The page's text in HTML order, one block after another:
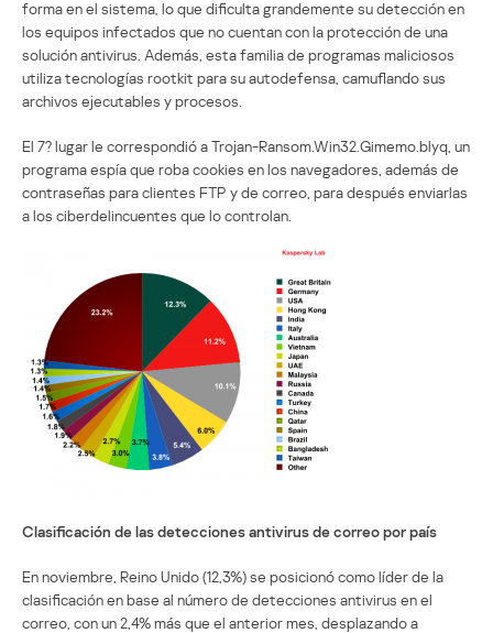
forma en el sistema, lo que dificulta grandemente su detección en
los equipos infectados que no cuentan con la protección de una
solución antivirus. Además, esta familia de programas maliciosos
utiliza tecnologías rootkit para su autodefensa, camuflando sus
archivos ejecutables y procesos.
El 7? lugar le correspondió a Trojan-Ransom.Win32.Gimemo.blyq, un
programa espía que roba cookies en los navegadores, además de
contraseñas para clientes FTP y de correo, para después enviarlas
a los ciberdelincuentes que lo controlan.
Clasificación de las detecciones antivirus de correo por país
En noviembre, Reino Unido (12,3%) se posicionó como líder de la
clasificación en base al número de detecciones antivirus en el
correo, con un 2,4% más que el anterior mes, desplazando a